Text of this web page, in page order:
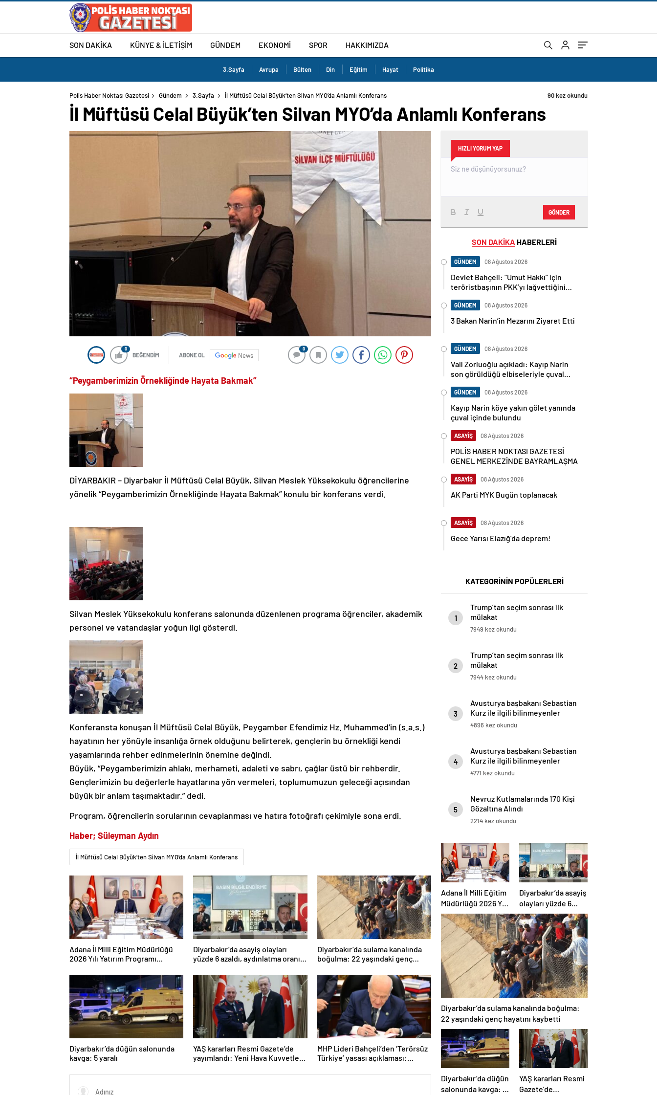
SON DAKİKA KÜNYE & İLETİŞİM GÜNDEM EKONOMİ SPOR HAKKIMIZDA
3.Sayfa Avrupa Bülten Din Eğitim Hayat Politika
Polis Haber Noktası Gazetesi Gündem 3.Sayfa İl Müftüsü Celal Büyük’ten Silvan MYO’da Anlamlı Konferans 90 kez okundu
İl Müftüsü Celal Büyük’ten Silvan MYO’da Anlamlı Konferans
0
BEĞENDİM ABONE OL News
0
“Peygamberimizin Örnekliğinde Hayata Bakmak”
DİYARBAKIR – Diyarbakır İl Müftüsü Celal Büyük, Silvan Meslek Yüksekokulu öğrencilerine
yönelik “Peygamberimizin Örnekliğinde Hayata Bakmak” konulu bir konferans verdi.
Silvan Meslek Yüksekokulu konferans salonunda düzenlenen programa öğrenciler, akademik
personel ve vatandaşlar yoğun ilgi gösterdi.
Konferansta konuşan İl Müftüsü Celal Büyük, Peygamber Efendimiz Hz. Muhammed’in (s.a.s.)
hayatının her yönüyle insanlığa örnek olduğunu belirterek, gençlerin bu örnekliği kendi
yaşamlarında rehber edinmelerinin önemine değindi.
Büyük, “Peygamberimizin ahlakı, merhameti, adaleti ve sabrı, çağlar üstü bir rehberdir.
Gençlerimizin bu değerlerle hayatlarına yön vermeleri, toplumumuzun geleceği açısından
büyük bir anlam taşımaktadır.” dedi.
Program, öğrencilerin sorularının cevaplanması ve hatıra fotoğrafı çekimiyle sona erdi.
Haber; Süleyman Aydın
İl Müftüsü Celal Büyük’ten Silvan MYO’da Anlamlı Konferans
Adana İl Milli Eğitim Müdürlüğü
2026 Yılı Yatırım Programı
Diyarbakır’da asayiş olayları
yüzde 6 azaldı, aydınlatma oranı
Diyarbakır’da sulama kanalında
boğulma: 22 yaşındaki genç
Diyarbakır’da düğün salonunda
kavga: 5 yaralı
YAŞ kararları Resmi Gazete’de
yayımlandı: Yeni Hava Kuvvetleri
Dalkıran
MHP Lideri Bahçeli’den ‘Terörsüz
Türkiye’ yasası açıklaması:
HIZLI YORUM YAP
GÖNDER
SON DAKİKA HABERLERİ
GÜNDEM 08 Ağustos 2026
Devlet Bahçeli: “Umut Hakkı” için
teröristbaşının PKK’yı lağvettiğini
GÜNDEM 08 Ağustos 2026
3 Bakan Narin’in Mezarını Ziyaret Etti
GÜNDEM 08 Ağustos 2026
Vali Zorluoğlu açıkladı: Kayıp Narin
son görüldüğü elbiseleriyle çuval
GÜNDEM 08 Ağustos 2026
Kayıp Narin köye yakın gölet yanında
çuval içinde bulundu
ASAYİŞ 08 Ağustos 2026
POLİS HABER NOKTASI GAZETESİ
GENEL MERKEZİNDE BAYRAMLAŞMA
ASAYİŞ 08 Ağustos 2026
AK Parti MYK Bugün toplanacak
ASAYİŞ 08 Ağustos 2026
Gece Yarısı Elazığ’da deprem!
KATEGORİNİN POPÜLERLERİ
1
Trump’tan seçim sonrası ilk
mülakat
7949 kez okundu
2
Trump’tan seçim sonrası ilk
mülakat
7944 kez okundu
3
Avusturya başbakanı Sebastian
Kurz ile ilgili bilinmeyenler
4896 kez okundu
4
Avusturya başbakanı Sebastian
Kurz ile ilgili bilinmeyenler
4771 kez okundu
5
Nevruz Kutlamalarında 170 Kişi
Gözaltına Alındı
2214 kez okundu
Adana İl Milli Eğitim
Müdürlüğü 2026 Yılı
Yatırım Programı
değerlendirildi
Diyarbakır’da asayiş
olayları yüzde 6
azaldı, aydınlatma
oranı yüzde 98’e
yükseldi
Diyarbakır’da sulama kanalında boğulma:
22 yaşındaki genç hayatını kaybetti
Diyarbakır’da düğün
salonunda kavga: 5
YAŞ kararları Resmi
Gazete’de